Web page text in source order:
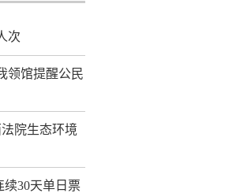
次
领馆提醒公民
院生态环境
续30天单日票